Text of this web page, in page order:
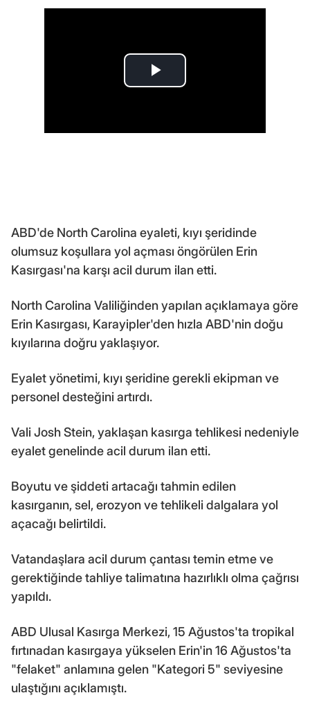
ABD'de North Carolina eyaleti, kıyı şeridinde
olumsuz koşullara yol açması öngörülen Erin
Kasırgası'na karşı acil durum ilan etti.
North Carolina Valiliğinden yapılan açıklamaya göre
Erin Kasırgası, Karayipler'den hızla ABD'nin doğu
kıyılarına doğru yaklaşıyor.
Eyalet yönetimi, kıyı şeridine gerekli ekipman ve
personel desteğini artırdı.
Vali Josh Stein, yaklaşan kasırga tehlikesi nedeniyle
eyalet genelinde acil durum ilan etti.
Boyutu ve şiddeti artacağı tahmin edilen
kasırganın, sel, erozyon ve tehlikeli dalgalara yol
açacağı belirtildi.
Vatandaşlara acil durum çantası temin etme ve
gerektiğinde tahliye talimatına hazırlıklı olma çağrısı
yapıldı.
ABD Ulusal Kasırga Merkezi, 15 Ağustos'ta tropikal
fırtınadan kasırgaya yükselen Erin'in 16 Ağustos'ta
"felaket" anlamına gelen "Kategori 5" seviyesine
ulaştığını açıklamıştı.